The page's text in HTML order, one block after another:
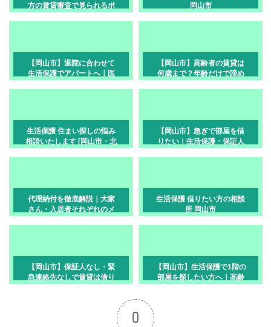
方の賃貸審査で見られるポ
岡山市
【岡山市】退院に合わせて
生活保護でアパートへ｜医
【岡山市】高齢者の賃貸は
何歳まで？年齢だけで諦め
生活保護 住まい探しの悩み
相談いたします [岡山市・北
【岡山市】急ぎで部屋を借
りたい｜生活保護・保証人
代理納付を徹底解説｜大家
さん・入居者それぞれのメ
生活保護 借りたい方の相談
所 岡山市
【岡山市】保証人なし・緊
急連絡先なしで賃貸は借り
【岡山市】生活保護で1階の
部屋を探したい方へ｜高齢
0